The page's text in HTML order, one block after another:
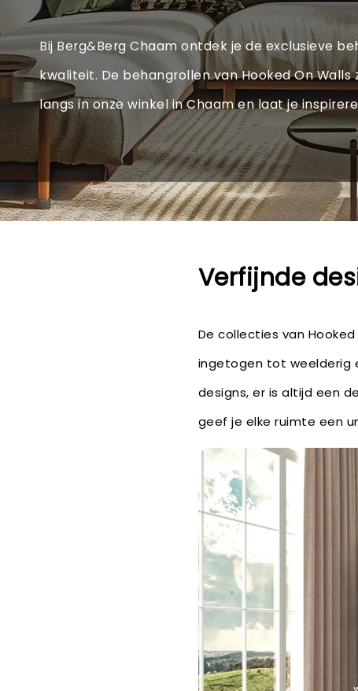
Bij Berg&Berg Chaam ontdek je de exclusieve
kwaliteit. De behangrollen van Hooked On
langs in onze winkel in Chaam en laat je
Verfijnde
De collecties van
ingetogen tot weelderig
designs, er is altijd een
geef je elke ruimte een